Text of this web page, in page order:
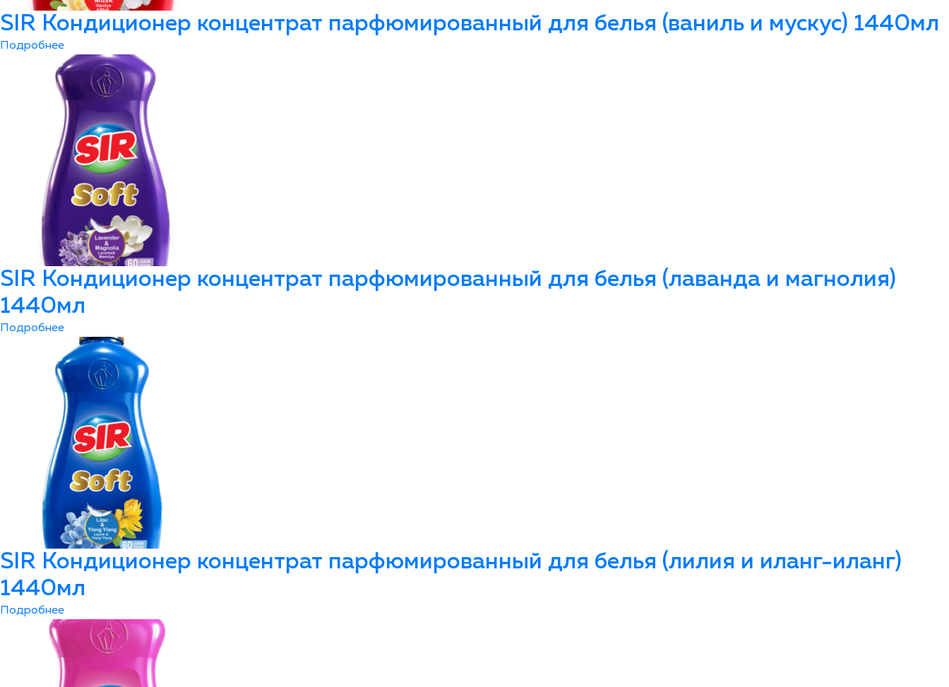
SIR Кондиционер концентрат парфюмированный для белья (ваниль и мускус) 1440мл
Подробнее
SIR Кондиционер концентрат парфюмированный для белья (лаванда и магнолия)
1440мл
Подробнее
SIR Кондиционер концентрат парфюмированный для белья (лилия и иланг-иланг)
1440мл
Подробнее